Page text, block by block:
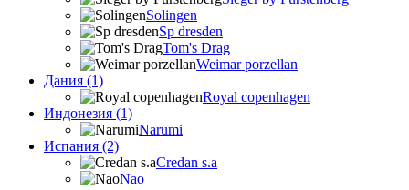
Solingen
Sp dresden
Tom's Drag
Weimar porzellan
Дания (1)
Royal copenhagen
Индонезия (1)
Narumi
Испания (2)
Credan s.a
Nao